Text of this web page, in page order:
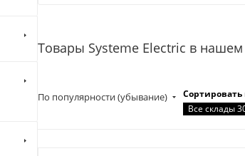
Товары Systeme Electric в нашем
По популярности (убывание)
Все склады